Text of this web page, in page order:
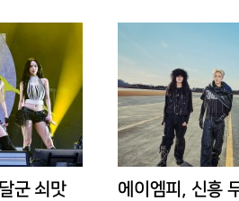
군 쇠맛
에이엠피, 신흥